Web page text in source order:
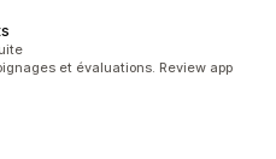
et évaluations. Review app